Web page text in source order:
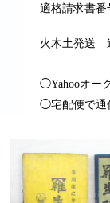
適格請求書番
火木土発送
◯Yahooオー
◯宅配便で通